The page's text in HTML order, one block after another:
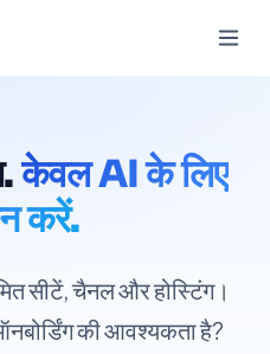
केवल AI के लिए
करें.
सीटें, चैनल और होस्टिंग।
की आवश्यकता है?